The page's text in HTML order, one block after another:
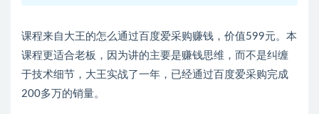
课程来自大王的怎么通过百度爱采购赚钱，价值599元。本
课程更适合老板，因为讲的主要是赚钱思维，而不是纠缠
于技术细节，大王实战了一年，已经通过百度爱采购完成
200多万的销量。